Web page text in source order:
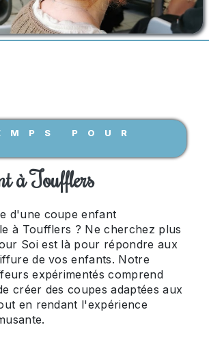
POUR
à Toufflers
d'une coupe enfant
à Toufflers ? Ne cherchez plus
Soi est là pour répondre aux
de vos enfants. Notre
expérimentés comprend
créer des coupes adaptées aux
en rendant l'expérience